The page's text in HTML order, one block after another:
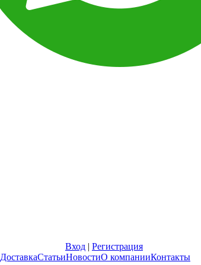
Вход | Регистрация
ДоставкаСтатьиНовостиО компанииКонтакты